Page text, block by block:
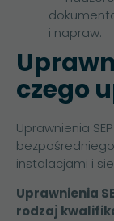
i napraw.
czego
Uprawnienia
instalacjami i
Uprawnienia
rodzaj